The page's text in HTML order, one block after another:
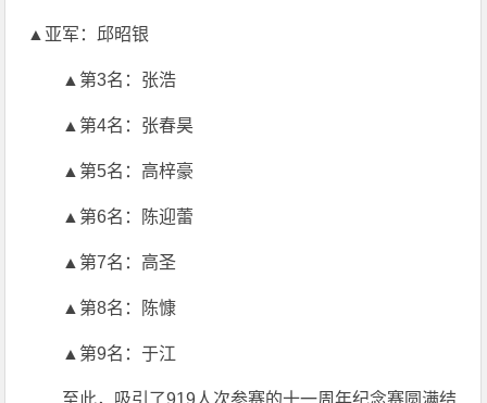
▲亚军：邱昭银
▲第3名：张浩
▲第4名：张春昊
▲第5名：高梓豪
▲第6名：陈迎蕾
▲第7名：高圣
▲第8名：陈慷
▲第9名：于江
至此，吸引了919人次参赛的十一周年纪念赛圆满结